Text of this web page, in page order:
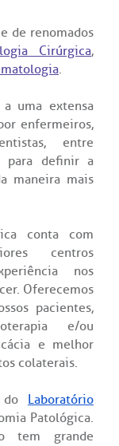
de renomados
Cirúrgica,
.
a uma extensa
enfermeiros,
entre
para definir a
maneira mais
conta com
centros
nos
Oferecemos
pacientes,
e/ou
e melhor
colaterais.
do Laboratório
Patológica.
tem grande